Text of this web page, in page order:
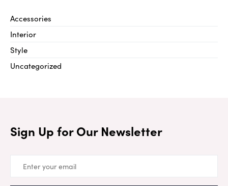
Accessories
Interior
Style
Uncategorized
Sign Up for Our Newsletter